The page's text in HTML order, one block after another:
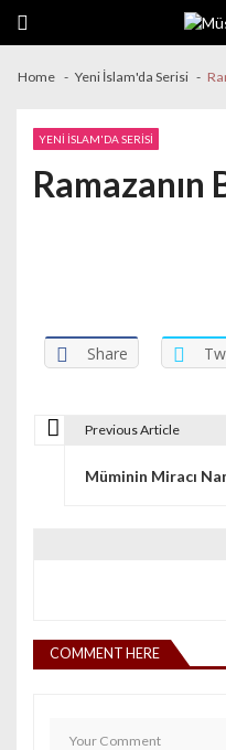
Home Yeni İslam'da Serisi
YENI İSLAM'DA SERISI
Share
Previous Article
Müminin Miracı
COMMENT HERE